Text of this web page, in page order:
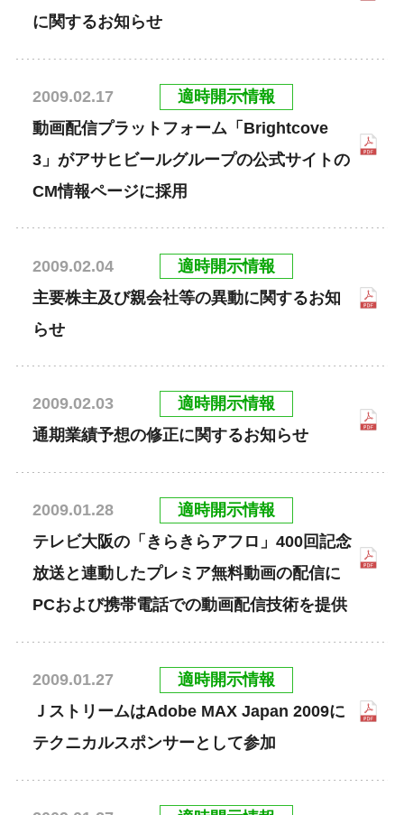
に関するお知らせ
2009.02.17
適時開示情報
動画配信プラットフォーム「Brightcove
3」がアサヒビールグループの公式サイトの
CM情報ページに採用
2009.02.04
適時開示情報
主要株主及び親会社等の異動に関するお知
らせ
2009.02.03
適時開示情報
通期業績予想の修正に関するお知らせ
2009.01.28
適時開示情報
テレビ大阪の「きらきらアフロ」400回記念
放送と連動したプレミア無料動画の配信に
PCおよび携帯電話での動画配信技術を提供
2009.01.27
適時開示情報
ＪストリームはAdobe MAX Japan 2009に
テクニカルスポンサーとして参加